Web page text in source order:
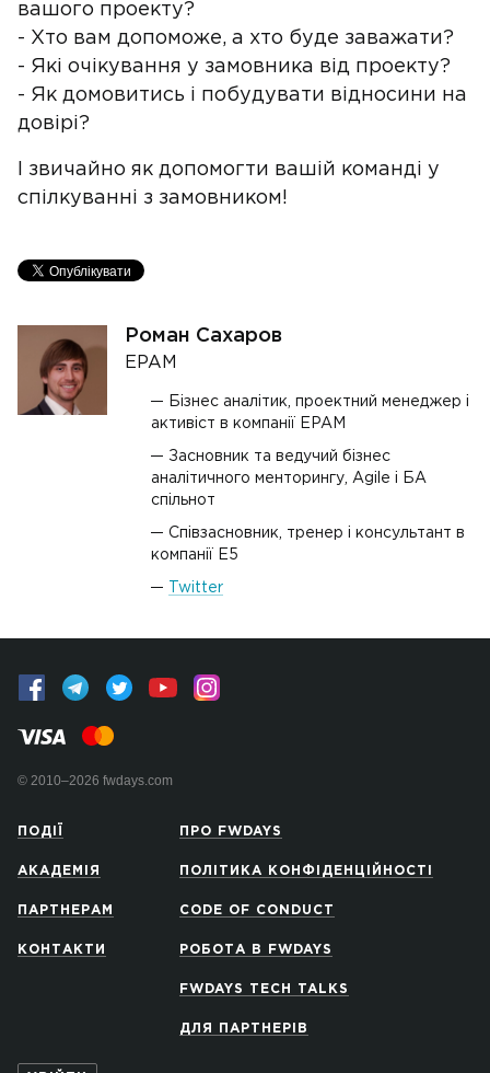
вашого проекту?
- Хто вам допоможе, а хто буде заважати?
- Які очікування у замовника від проекту?
- Як домовитись і побудувати відносини на
довірі?
І звичайно як допомогти вашій команді у
спілкуванні з замовником!
Роман Сахаров
EPAM
Бізнес аналітик, проектний менеджер і
активіст в компанії EPAM
Засновник та ведучий бізнес
аналітичного менторингу, Agile і БА
спільнот
Співзасновник, тренер і консультант в
компанії Е5
Twitter
© 2010–2026 fwdays.com
ПОДІЇ
АКАДЕМІЯ
ПАРТНЕРАМ
КОНТАКТИ
ПРО FWDAYS
ПОЛІТИКА КОНФІДЕНЦІЙНОСТІ
CODE OF CONDUCT
РОБОТА В FWDAYS
FWDAYS TECH TALKS
ДЛЯ ПАРТНЕРІВ